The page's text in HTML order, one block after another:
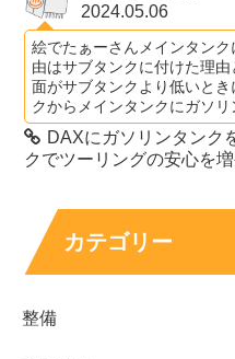
2024.05.06
絵でたぁーさんメインタン
由はサブタンクに付けた理
面がサブタンクより低いと
クからメインタンクにガソリ
DAXにガソリンタンク
クでツーリングの安心を
カテゴリー
整備